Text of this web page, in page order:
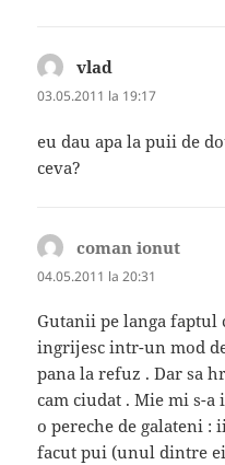
vlad
03.05.2011 la 19:17
eu dau apa la puii de
ceva?
coman ionut
04.05.2011 la 20:31
Gutanii pe langa faptul
ingrijesc intr-un mod
pana la refuz . Dar sa
cam ciudat . Mie mi s-a
o pereche de galateni :
facut pui (unul dintre